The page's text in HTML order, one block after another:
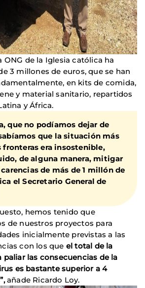
ONG de la Iglesia católica ha
3 millones de euros, que se han
en kits de comida,
y material sanitario, repartidos
y África.
que no podíamos dejar de
que la situación más
fronteras era insostenible,
de alguna manera, mitigar
de más de 1 millón de
el Secretario General de
hemos tenido que
de nuestros proyectos para
inicialmente previstas a las
con los que el total de la
paliar las consecuencias de la
es bastante superior a 4
añade Ricardo Loy.